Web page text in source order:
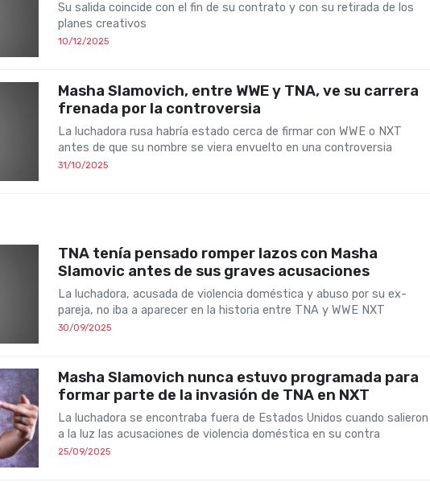
Su salida coincide con el fin de su contrato y con su retirada de los
planes creativos
10/12/2025
Masha Slamovich, entre WWE y TNA, ve su carrera
frenada por la controversia
La luchadora rusa habría estado cerca de firmar con WWE o NXT
antes de que su nombre se viera envuelto en una controversia
31/10/2025
TNA tenía pensado romper lazos con Masha
Slamovic antes de sus graves acusaciones
La luchadora, acusada de violencia doméstica y abuso por su ex-
pareja, no iba a aparecer en la historia entre TNA y WWE NXT
30/09/2025
Masha Slamovich nunca estuvo programada para
formar parte de la invasión de TNA en NXT
La luchadora se encontraba fuera de Estados Unidos cuando salieron
a la luz las acusaciones de violencia doméstica en su contra
25/09/2025